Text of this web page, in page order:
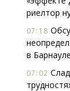
риелтор
07:18
в Барнауле
07:02